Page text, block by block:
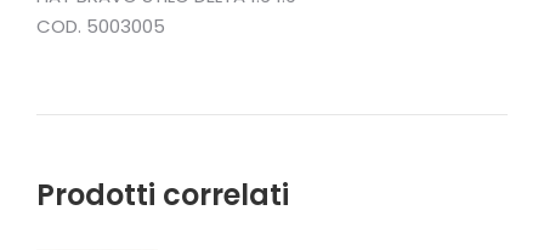
COD. 5003005
Prodotti correlati